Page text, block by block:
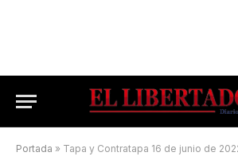
Portada » Tapa y Contratapa 16 de junio de